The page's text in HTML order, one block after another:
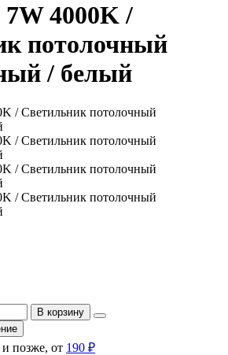
7W 4000K /
потолочный
/ белый
В корзину
и позже, от 190 ₽